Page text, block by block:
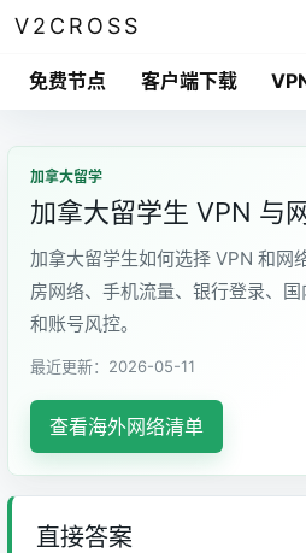
V2CROSS
免费节点 客户端下载
加拿大留学
加拿大留学生 VPN 与
加拿大留学生如何选择 VPN 和网
房网络、手机流量、银行登录、
和账号风控。
最近更新：2026-05-11
查看海外网络清单
直接答案